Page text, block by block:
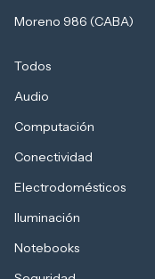
Moreno 986 (CABA)
Todos
Audio
Computación
Conectividad
Electrodomésticos
Iluminación
Notebooks